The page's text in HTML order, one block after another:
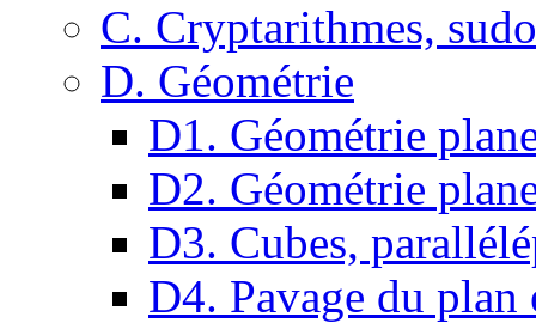
C. Cryptarithmes,
D. Géométrie
D1. Géométrie
D2. Géométrie
D3. Cubes,
D4. Pavage du plan